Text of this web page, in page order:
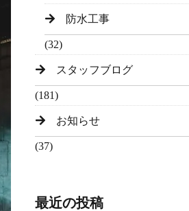
防水工事
(32)
スタッフブログ
(181)
お知らせ
(37)
最近の投稿